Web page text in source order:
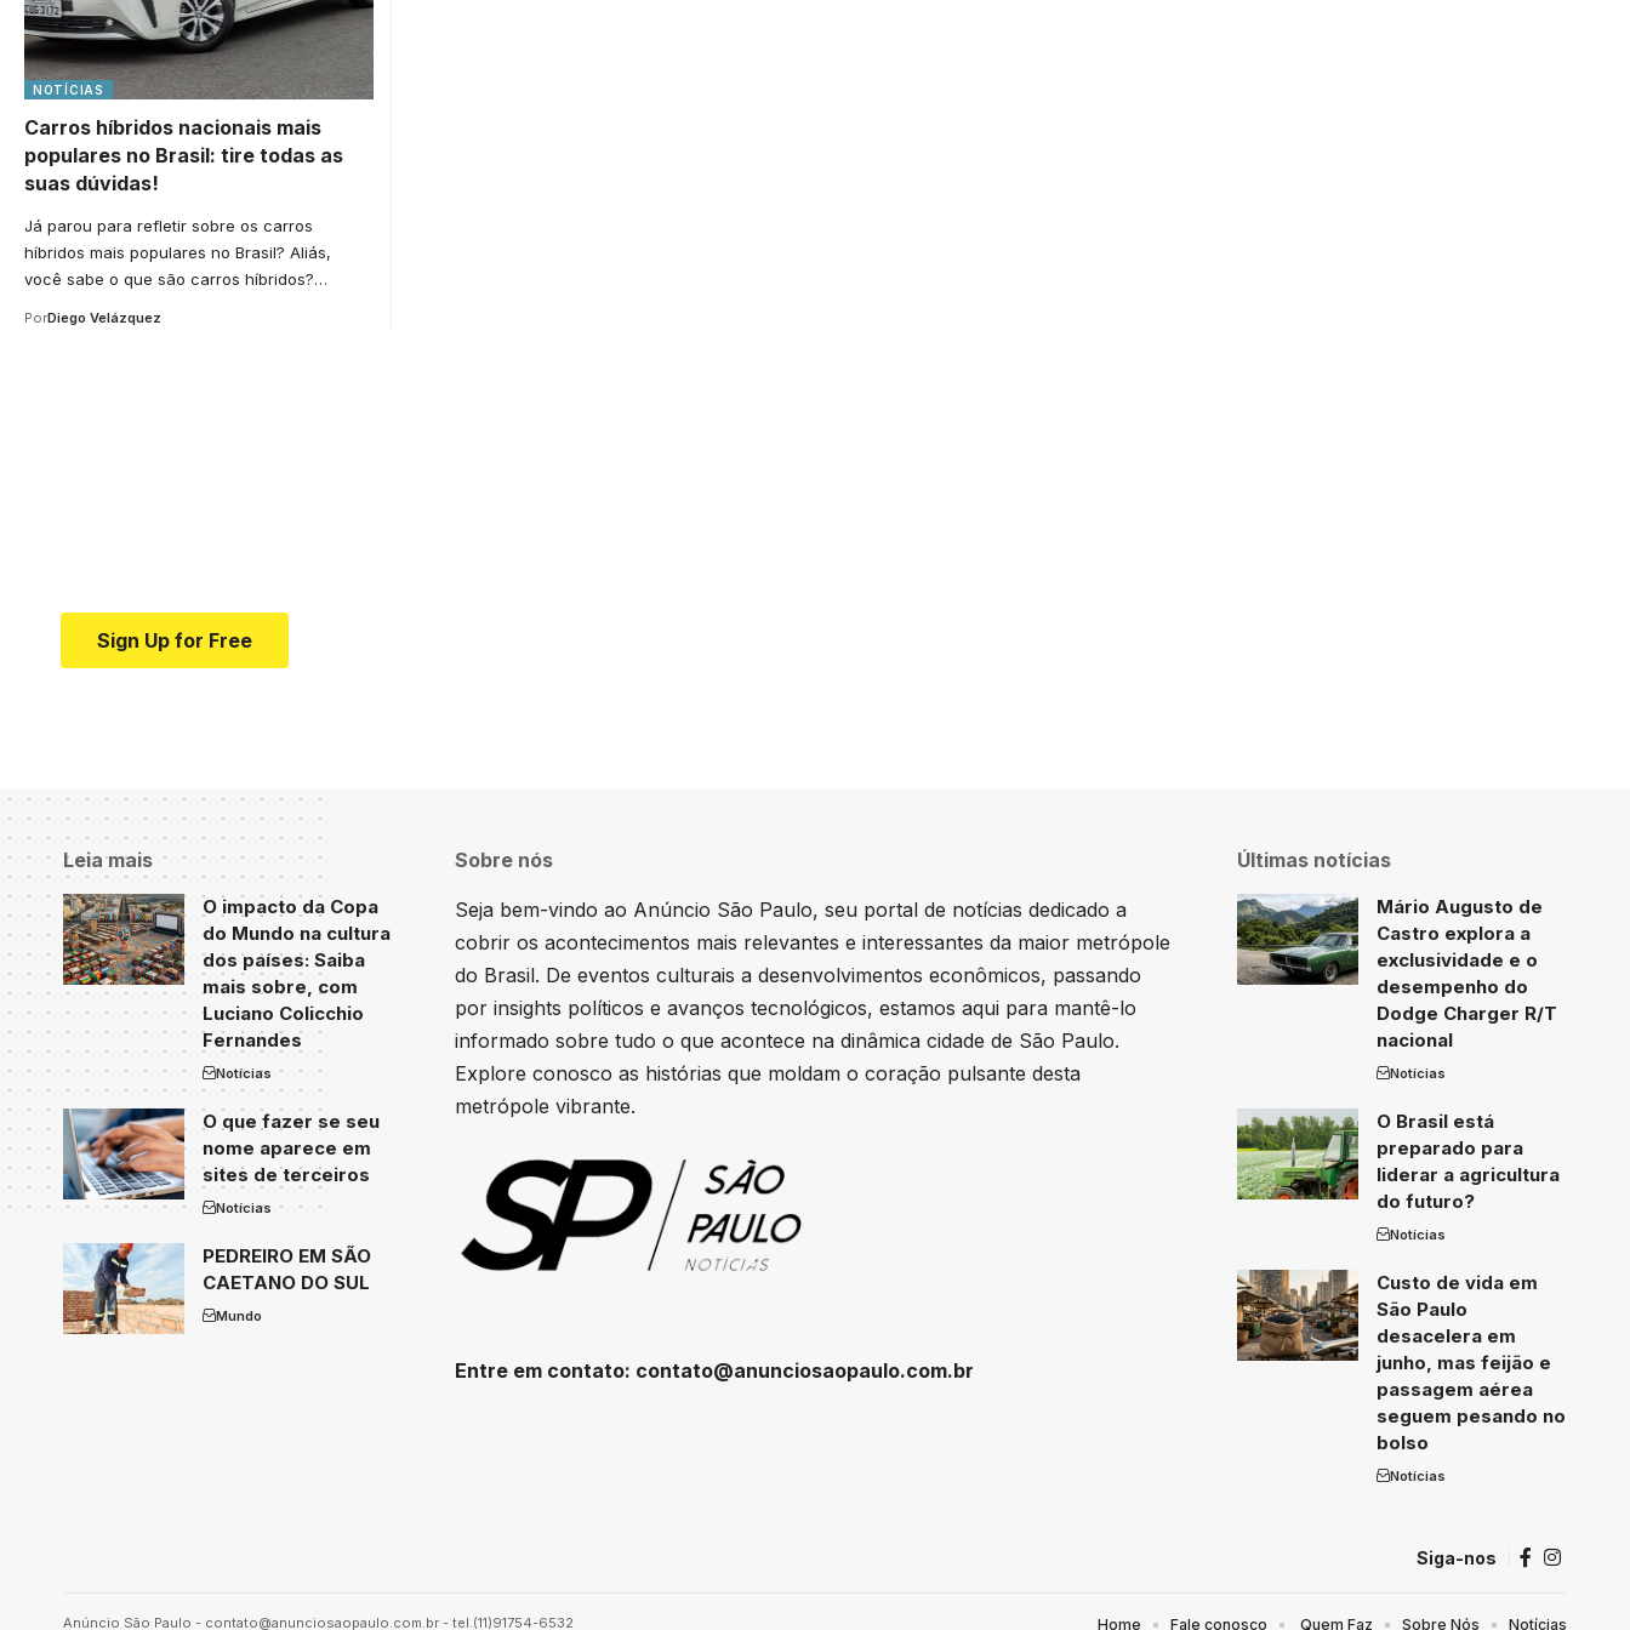
NOTÍCIAS
Carros híbridos nacionais mais
populares no Brasil: tire todas as
suas dúvidas!
Já parou para refletir sobre os carros
híbridos mais populares no Brasil? Aliás,
você sabe o que são carros híbridos?…
PorDiego Velázquez
Sign Up for Free
Leia mais
O impacto da Copa
do Mundo na cultura
dos países: Saiba
mais sobre, com
Luciano Colicchio
Fernandes
Notícias
O que fazer se seu
nome aparece em
sites de terceiros
Notícias
PEDREIRO EM SÃO
CAETANO DO SUL
Mundo
Sobre nós
Seja bem-vindo ao Anúncio São Paulo, seu portal de notícias dedicado a
cobrir os acontecimentos mais relevantes e interessantes da maior metrópole
do Brasil. De eventos culturais a desenvolvimentos econômicos, passando
por insights políticos e avanços tecnológicos, estamos aqui para mantê-lo
informado sobre tudo o que acontece na dinâmica cidade de São Paulo.
Explore conosco as histórias que moldam o coração pulsante desta
metrópole vibrante.
Entre em contato: contato@anunciosaopaulo.com.br
Últimas notícias
Mário Augusto de
Castro explora a
exclusividade e o
desempenho do
Dodge Charger R/T
nacional
Notícias
O Brasil está
preparado para
liderar a agricultura
do futuro?
Notícias
Custo de vida em
São Paulo
desacelera em
junho, mas feijão e
passagem aérea
seguem pesando no
bolso
Notícias
Siga-nos
Anúncio São Paulo - contato@anunciosaopaulo.com.br - tel.(11)91754-6532 Home Fale conosco Quem Faz Sobre Nós Notícias